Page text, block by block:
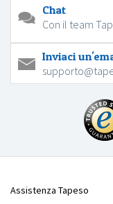
Chat
Con il team
Inviaci
Assistenza Tapeso